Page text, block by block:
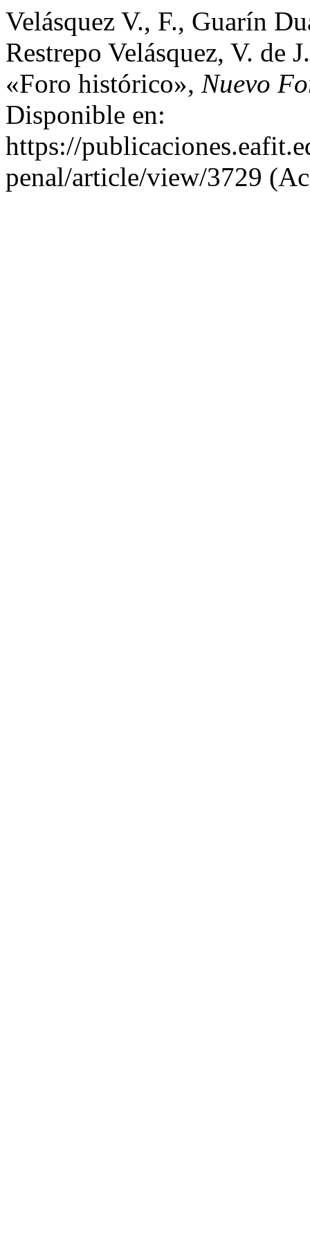
Velásquez V., F., Guarín
Restrepo Velásquez, V. de
«Foro histórico», Nuevo
Disponible en:
https://
penal/article/view/3729